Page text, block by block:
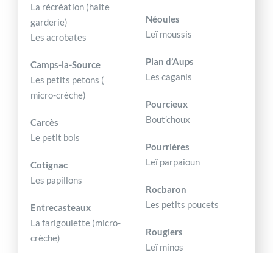
La récréation (halte
garderie)
Les acrobates
Camps-la-Source
Les petits petons (
micro-crèche)
Carcès
Le petit bois
Cotignac
Les papillons
Entrecasteaux
La farigoulette (micro-
crèche)
Néoules
Leï moussis
Plan d’Aups
Les caganis
Pourcieux
Bout’choux
Pourrières
Leï parpaioun
Rocbaron
Les petits poucets
Rougiers
Leï minos